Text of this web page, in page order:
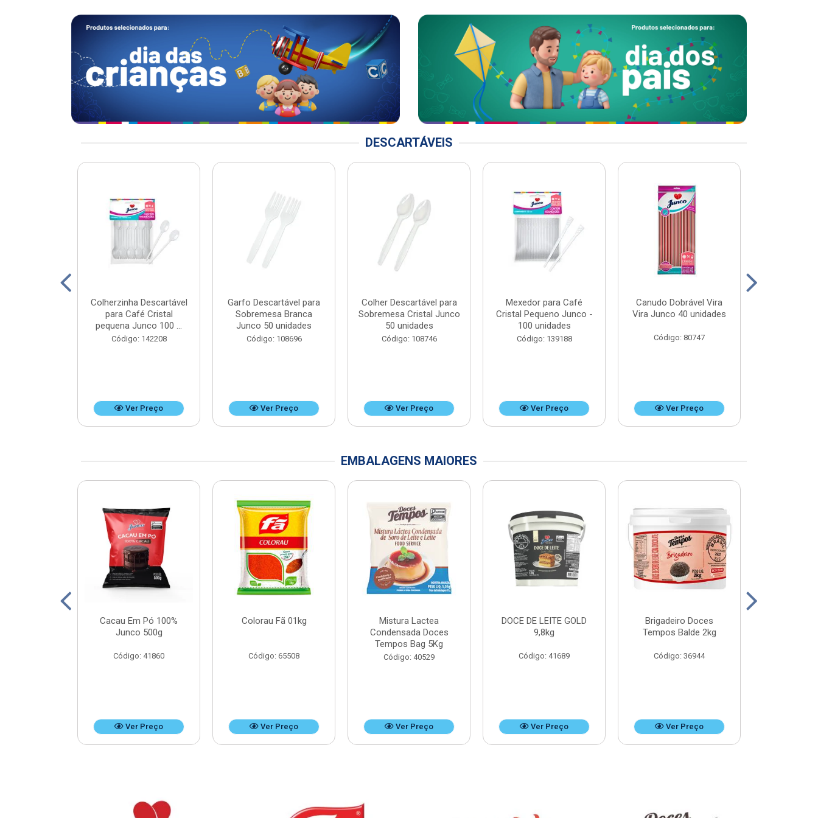
DESCARTÁVEIS
Colherzinha Descartável
para Café Cristal
pequena Junco 100 ...
Código: 142208
Ver Preço
Garfo Descartável para
Sobremesa Branca
Junco 50 unidades
Código: 108696
Ver Preço
Colher Descartável para
Sobremesa Cristal Junco
50 unidades
Código: 108746
Ver Preço
Mexedor para Café
Cristal Pequeno Junco -
100 unidades
Código: 139188
Ver Preço
Canudo Dobrável Vira
Vira Junco 40 unidades
Código: 80747
Ver Preço
EMBALAGENS MAIORES
Cacau Em Pó 100%
Junco 500g
Código: 41860
Ver Preço
Colorau Fã 01kg
Código: 65508
Ver Preço
Mistura Lactea
Condensada Doces
Tempos Bag 5Kg
Código: 40529
Ver Preço
DOCE DE LEITE GOLD
9,8kg
Código: 41689
Ver Preço
Brigadeiro Doces
Tempos Balde 2kg
Código: 36944
Ver Preço